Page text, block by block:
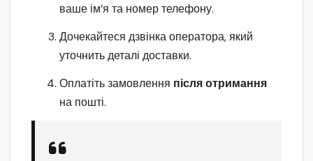
ваше ім’я та номер телефону.
Дочекайтеся дзвінка оператора, який
уточнить деталі доставки.
Оплатіть замовлення після отримання
на пошті.